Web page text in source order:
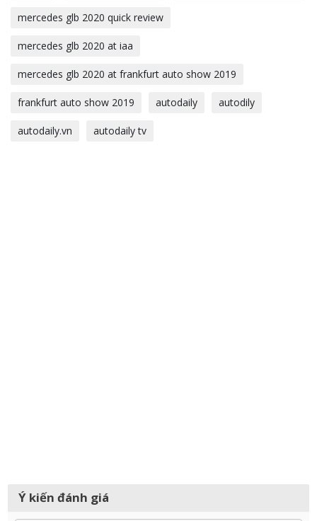
mercedes glb 2020 quick review
mercedes glb 2020 at iaa
mercedes glb 2020 at frankfurt auto show 2019
frankfurt auto show 2019 autodaily autodily
autodaily.vn autodaily tv
Ý kiến đánh giá